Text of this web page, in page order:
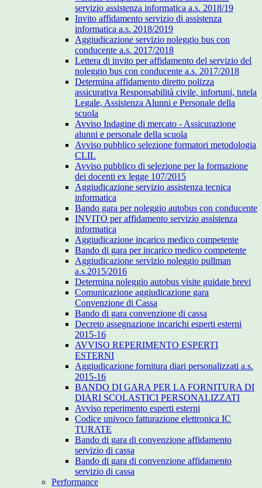
servizio assistenza informatica a.s. 2018/19
Invito affidamento servizio di assistenza
informatica a.s. 2018/2019
Aggiudicazione servizio noleggio bus con
conducente a.s. 2017/2018
Lettera di invito per affidamento del servizio del
noleggio bus con conducente a.s. 2017/2018
Determina affidamento diretto polizza
assicurativa Responsabilità civile, infortuni, tutela
Legale, Assistenza Alunni e Personale della
scuola
Avviso Indagine di mercato - Assicurazione
alunni e personale della scuola
Avviso pubblico selezione formatori metodologia
CLIL
Avviso pubblico di selezione per la formazione
dei docenti ex legge 107/2015
Aggiudicazione servizio assistenza tecnica
informatica
Bando gara per noleggio autobus con conducente
INVITO per affidamento servizio assistenza
informatica
Aggiudicazione incarico medico competente
Bando di gara per incarico medico competente
Aggiudicazione servizio noleggio pullman
a.s.2015/2016
Determina noleggio autobus visite guidate brevi
Comunicazione aggiudicazione gara
Convenzione di Cassa
Bando di gara convenzione di cassa
Decreto assegnazione incarichi esperti esterni
2015-16
AVVISO REPERIMENTO ESPERTI
ESTERNI
Aggiudicazione fornitura diari personalizzati a.s.
2015-16
BANDO DI GARA PER LA FORNITURA DI
DIARI SCOLASTICI PERSONALIZZATI
Avviso reperimento esperti esterni
Codice univoco fatturazione elettronica IC
TURATE
Bando di gara di convenzione affidamento
servizio di cassa
Bando di gara di convenzione affidamento
servizio di cassa
Performance